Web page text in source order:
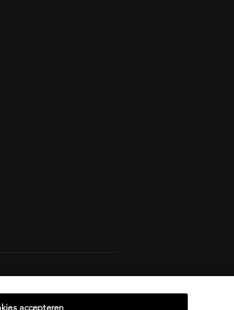
accepteren